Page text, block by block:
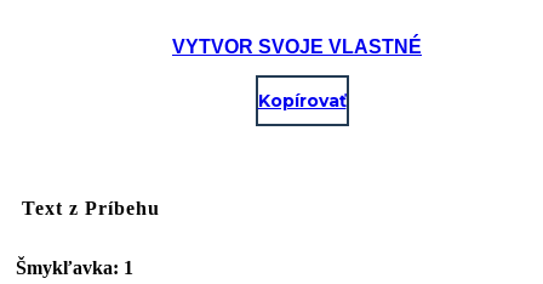
VYTVOR SVOJE VLASTNÉ
Kopírovať
Text z Príbehu
Šmykľavka: 1